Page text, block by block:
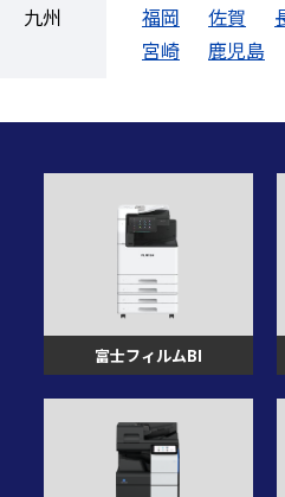
九州 福岡 佐賀
宮崎
鹿児島
富士フィルムBI